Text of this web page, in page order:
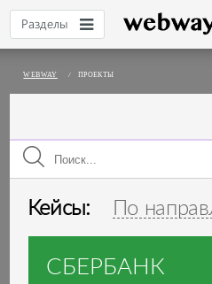
Разделы
WEBWAY / ПРОЕКТЫ
Кейсы: По
СБЕРБАНК